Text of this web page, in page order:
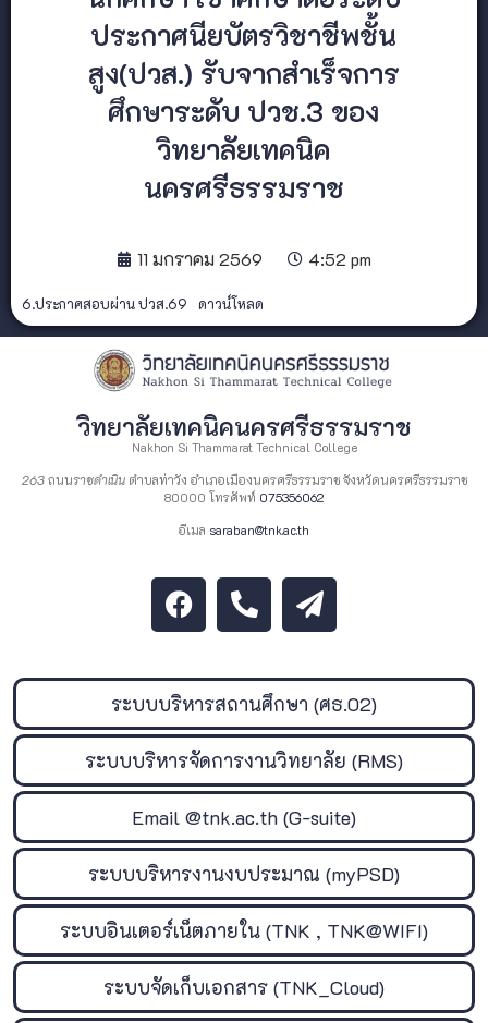
ประกาศนียบัตรวิชาชีพชั้น
สูง(ปวส.) รับจากสำเร็จการ
ศึกษาระดับ ปวช.3 ของ
วิทยาลัยเทคนิค
นครศรีธรรมราช
11 มกราคม 2569 4:52 pm
6.ประกาศสอบผ่าน ปวส.69 ดาวน์โหลด
วิทยาลัยเทคนิคนครศรีธรรมราช
Nakhon Si Thammarat Technical College
263ถนนราชดำเนินตำบลท่าวัง อำเภอเมืองนครศรีธรรมราช จังหวัดนครศรีธรรมราช
80000 โทรศัพท์ 075356062
อีเมล saraban@tnk.ac.th
ระบบบริหารสถานศึกษา (ศธ.02)
ระบบบริหารจัดการงานวิทยาลัย (RMS)
Email @tnk.ac.th (G-suite)
ระบบบริหารงานงบประมาณ (myPSD)
ระบบอินเตอร์เน็ตภายใน (TNK , TNK@WIFI)
ระบบจัดเก็บเอกสาร (TNK_Cloud)